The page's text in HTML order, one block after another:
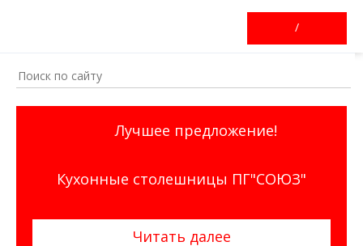
/
Лучшее предложение!
Кухонные столешницы ПГ"СОЮЗ"
Читать далее